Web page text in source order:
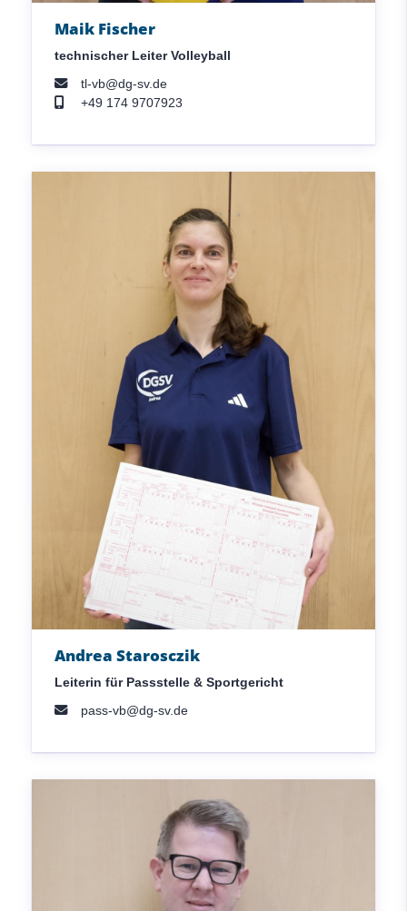
Maik Fischer
technischer Leiter Volleyball
tl-vb@dg-sv.de
+49 174 9707923
Andrea Starosczik
Leiterin für Passstelle & Sportgericht
pass-vb@dg-sv.de